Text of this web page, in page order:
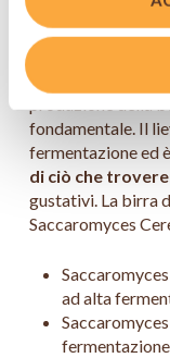
Lievito
Viene definito
fondamentale. Il
fermentazione ed
di ciò che
gustativi. La birra
Saccaromyces
ad alta